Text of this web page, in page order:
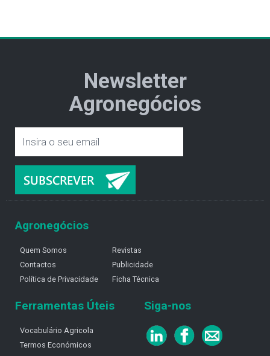
Newsletter
Agronegócios
Agronegócios
Quem Somos
Contactos
Política de Privacidade
Revistas
Publicidade
Ficha Técnica
Ferramentas Úteis
Vocabulário Agricola
Termos Económicos
Siga-nos